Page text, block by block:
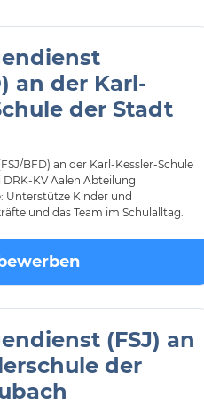
an der Karl-
der Stadt
BFD) an der Karl-Kessler-Schule
KV Aalen Abteilung
Unterstütze Kinder und
und das Team im Schulalltag.
(FSJ) an
der